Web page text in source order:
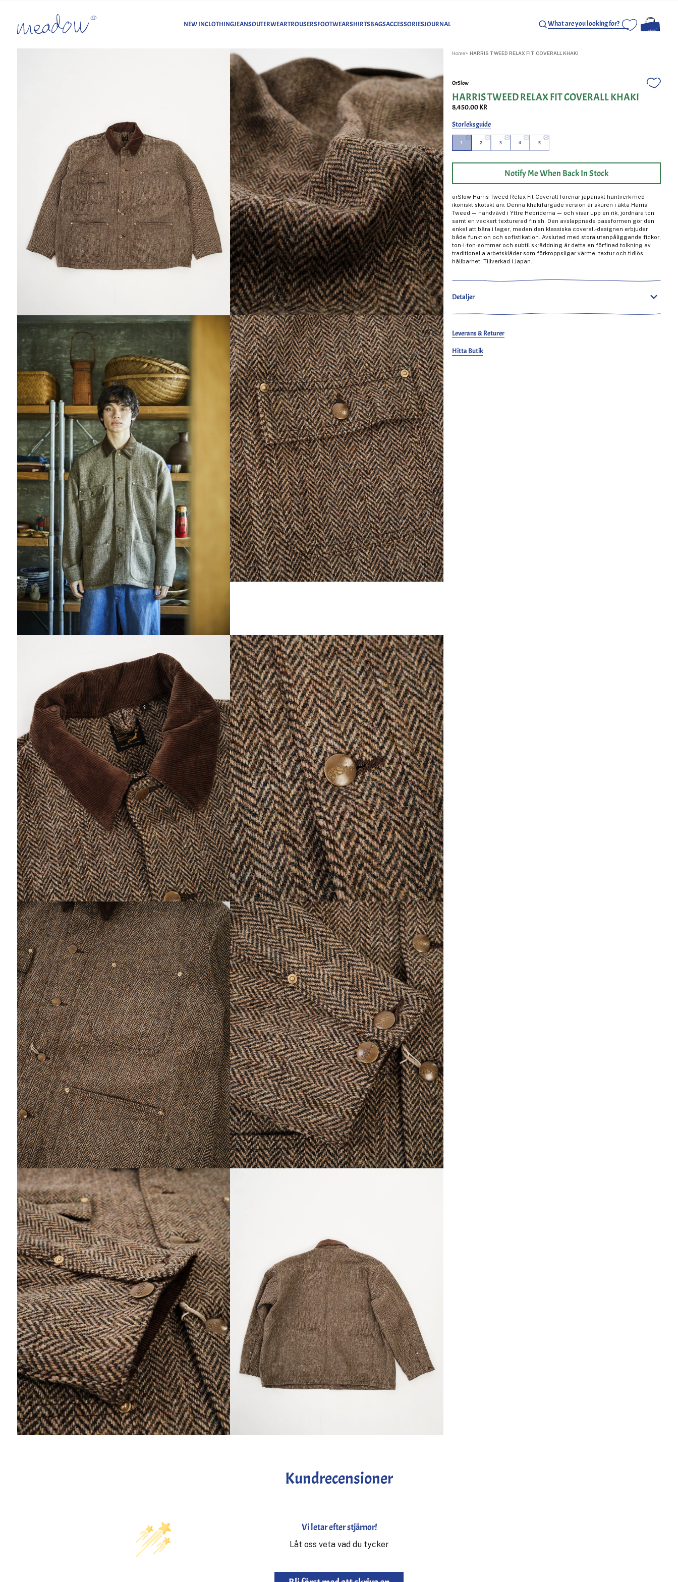
NEW INCLOTHINGJEANSOUTERWEARTROUSERSFOOTWEARSHIRTSBAGSACCESSORIESJOURNAL
Home HARRIS TWEED RELAX FIT COVERALL KHAKI
OrSlow
HARRIS TWEED RELAX FIT COVERALL KHAKI
8,450.00 KR
Storleksguide
1 2 3 4 5
Notify Me When Back In Stock
orSlow Harris Tweed Relax Fit Coverall förenar japanskt hantverk med
ikoniskt skotskt arv. Denna khakifärgade version är skuren i äkta Harris
Tweed — handvävd i Yttre Hebriderna — och visar upp en rik, jordnära ton
samt en vackert texturerad finish. Den avslappnade passformen gör den
enkel att bära i lager, medan den klassiska coverall-designen erbjuder
både funktion och sofistikation. Avslutad med stora utanpåliggande fickor,
ton-i-ton-sömmar och subtil skräddning är detta en förfinad tolkning av
traditionella arbetskläder som förkroppsligar värme, textur och tidlös
hållbarhet. Tillverkad i Japan.
Detaljer
Leverans & Returer
Hitta Butik
Kundrecensioner
Vi letar efter stjärnor!
Låt oss veta vad du tycker